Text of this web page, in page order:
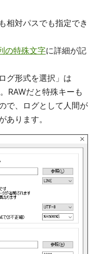
相対パスでも指定でき
の特殊文字に詳細が記
グ形式を選択」は
RAWだと特殊キーも
で、ログとして人間が
あります。